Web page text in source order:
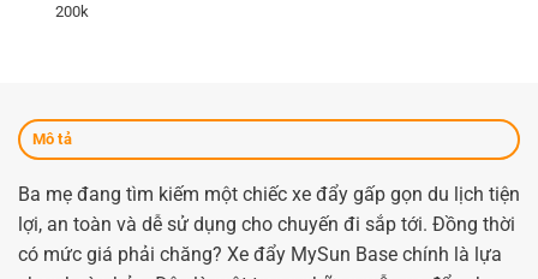
200k
Mô tả
Ba mẹ đang tìm kiếm một chiếc xe đẩy gấp gọn du lịch tiện
lợi, an toàn và dễ sử dụng cho chuyến đi sắp tới. Đồng thời
có mức giá phải chăng? Xe đẩy MySun Base chính là lựa